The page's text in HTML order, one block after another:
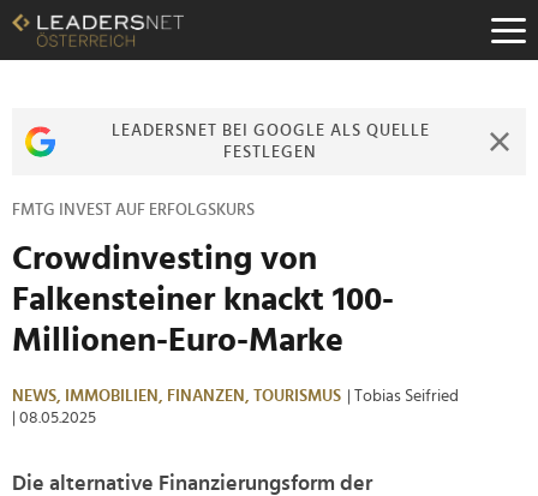
Zum
Inhalt
Zur
Zur
LEADERSNET BEI GOOGLE ALS QUELLE
FESTLEGEN
FMTG INVEST AUF ERFOLGSKURS
Crowdinvesting von
Falkensteiner knackt 100-
Millionen-Euro-Marke
NEWS, IMMOBILIEN, FINANZEN, TOURISMUS
| Tobias Seifried
| 08.05.2025
Die alternative Finanzierungsform der